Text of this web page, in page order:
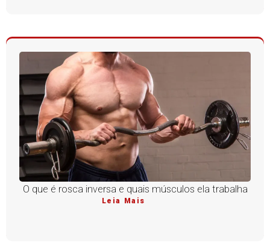
O que é rosca inversa e quais músculos ela trabalha
Leia Mais